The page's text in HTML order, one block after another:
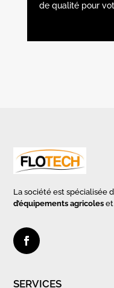
de qualité pour
La société est spécialisée
d’équipements agricoles
SERVICES